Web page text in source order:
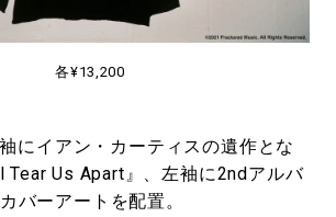
各¥13,200
にイアン・カーティスの遺作とな
Tear Us Apart』、左袖に2ndアルバ
バーアートを配置。